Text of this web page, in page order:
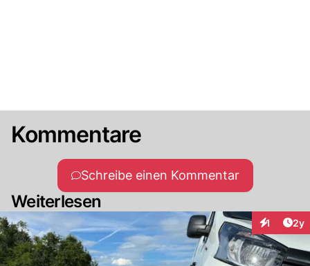
Kommentare
Schreibe einen Kommentar
Weiterlesen
1 2y